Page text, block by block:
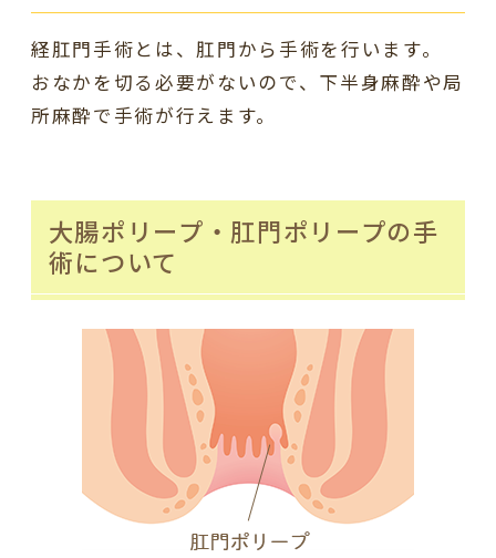
経肛門手術とは、肛門から手術を行います。
おなかを切る必要がないので、下半身麻酔や局
所麻酔で手術が行えます。
大腸ポリープ・肛門ポリープの手
術について